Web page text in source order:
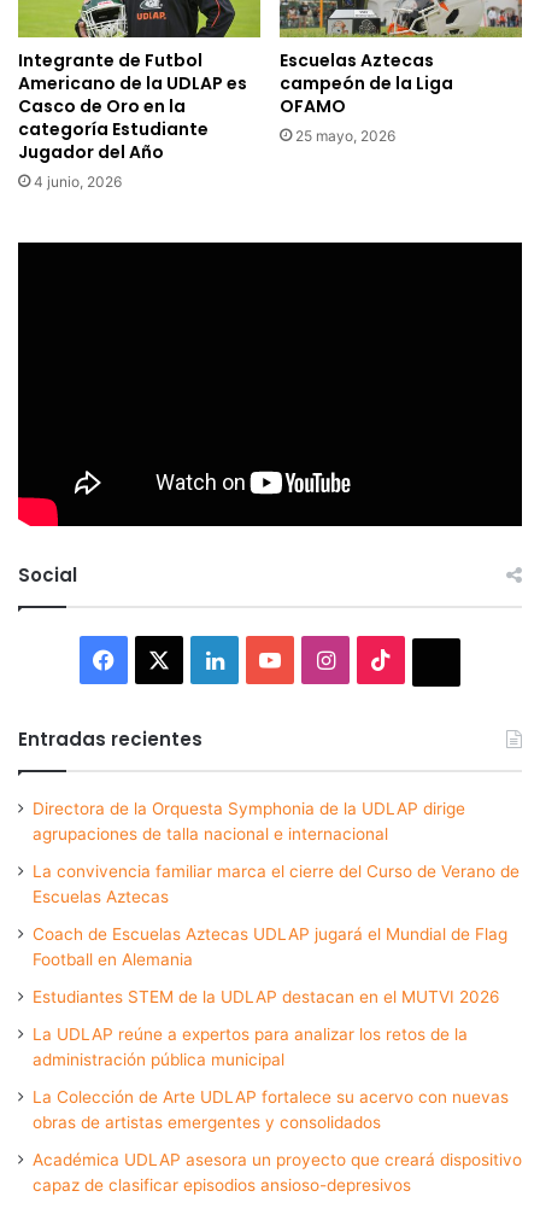
Integrante de Futbol
Americano de la UDLAP es
Casco de Oro en la
categoría Estudiante
Jugador del Año
4 junio, 2026
Escuelas Aztecas
campeón de la Liga
OFAMO
25 mayo, 2026
Social
Facebook LinkedInYouTubeInstagram
Entradas recientes
Directora de la Orquesta Symphonia de la UDLAP dirige
agrupaciones de talla nacional e internacional
La convivencia familiar marca el cierre del Curso de Verano de
Escuelas Aztecas
Coach de Escuelas Aztecas UDLAP jugará el Mundial de Flag
Football en Alemania
Estudiantes STEM de la UDLAP destacan en el MUTVI 2026
La UDLAP reúne a expertos para analizar los retos de la
administración pública municipal
La Colección de Arte UDLAP fortalece su acervo con nuevas
obras de artistas emergentes y consolidados
Académica UDLAP asesora un proyecto que creará dispositivo
capaz de clasificar episodios ansioso-depresivos